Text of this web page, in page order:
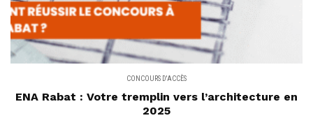
CONCOURS D'ACCÈS
ENA Rabat : Votre tremplin vers l’architecture en
2025